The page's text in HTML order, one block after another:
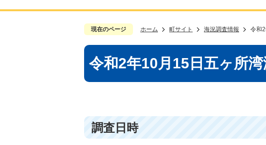
現在のページ ホーム 町サイト 海況調査情報 令和
令和2年10月15日五ヶ所
調査日時